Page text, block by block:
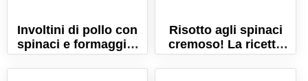
Involtini di pollo con
spinaci e formaggio.
La ricetta per farli
morbidissimi!
Risotto agli spinaci
cremoso! La ricetta
facile e veloce!